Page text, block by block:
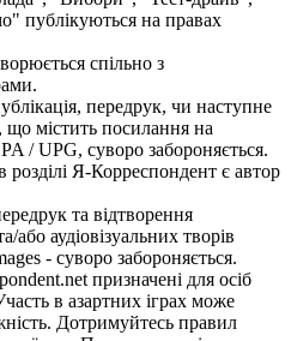
публікуються на правах
спільно з
передрук, чи наступне
містить посилання на
/ UPG, суворо забороняється.
розділі Я-Корреспондент є автор
та відтворення
або аудіовізуальних творів
- суворо забороняється.
призначені для осіб
в азартних іграх може
Дотримуйтесь правил